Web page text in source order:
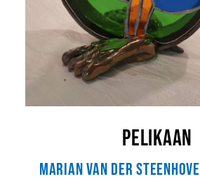
Pelikaan
Marian van der